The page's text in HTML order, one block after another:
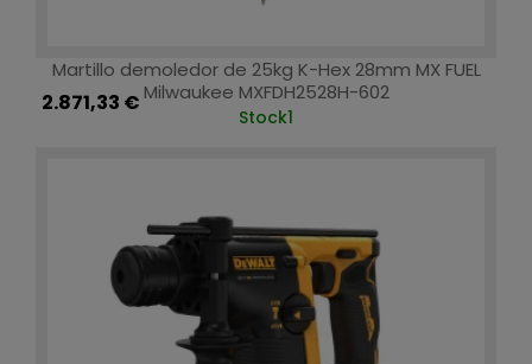
Martillo demoledor de 25kg K-Hex 28mm MX FUEL
Milwaukee MXFDH2528H-602
2.871,33 €
Stock1